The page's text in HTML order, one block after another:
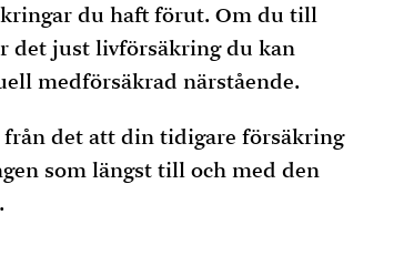
du haft förut. Om du till
det just livförsäkring du kan
medförsäkrad närstående.
det att din tidigare försäkring
som längst till och med den